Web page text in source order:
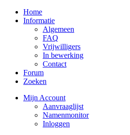
Home
Informatie
Algemeen
FAQ
Vrijwilligers
In bewerking
Contact
Forum
Zoeken
Mijn Account
Aanvraaglijst
Namenmonitor
Inloggen